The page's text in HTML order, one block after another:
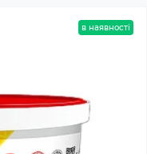
в наявності